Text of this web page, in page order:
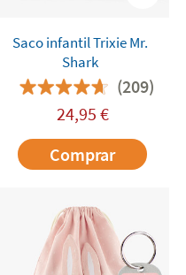
Saco infantil Trixie Mr.
Shark
(209)
24,95 €
Comprar